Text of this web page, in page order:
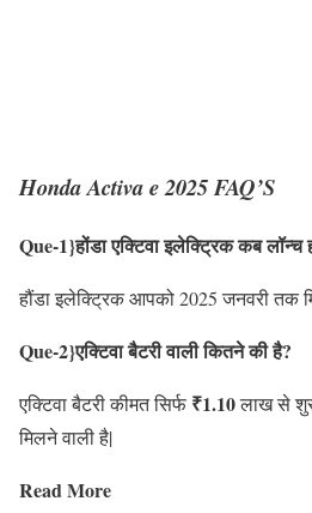
Honda Activa e 2025 FAQ’S
Que-1}होंडा एक्टिवा इलेक्ट्रिक कब लॉन्च
हौंडा इलेक्ट्रिक आपको 2025 जनवरी तक
Que-2}एक्टिवा बैटरी वाली कितने की है?
एक्टिवा बैटरी कीमत सिर्फ ₹1.10लाख से
मिलने वाली है|
Read More